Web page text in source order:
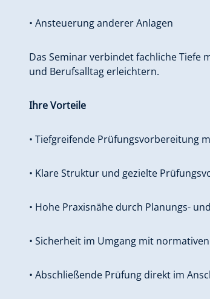
• Ansteuerung anderer Anlagen
Das Seminar verbindet fachliche
und Berufsalltag erleichtern.
Ihre Vorteile
• Tiefgreifende Prüfungsvorbereitung
• Klare Struktur und gezielte
• Hohe Praxisnähe durch Planungs-
• Sicherheit im Umgang mit
• Abschließende Prüfung direkt im